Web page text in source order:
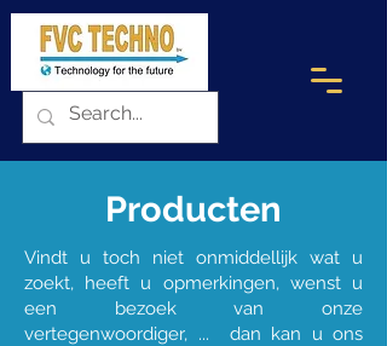
Producten
Vindt u toch niet onmiddellijk wat u
zoekt, heeft u opmerkingen, wenst u
een bezoek van onze
vertegenwoordiger, ... dan kan u ons